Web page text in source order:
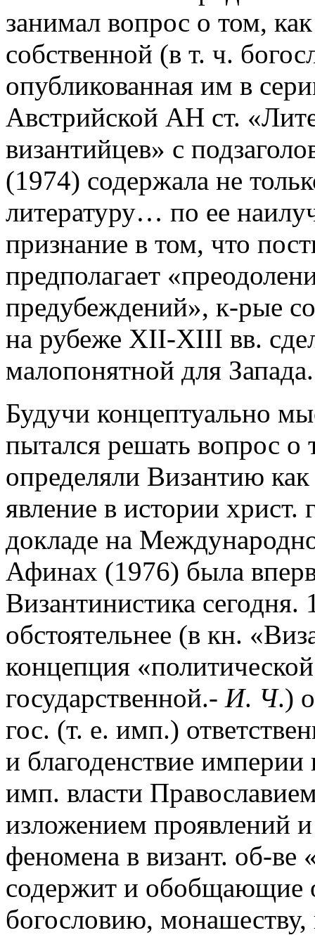
занимал вопрос о том,
собственной (в т. ч.
опубликованная им в
Австрийской АН ст.
византийцев» с
(1974) содержала не
литературу… по ее
признание в том, что
предполагает
предубеждений», к-рые
на рубеже XII-XIII вв.
малопонятной для Запада.
Будучи концептуально
пытался решать вопрос о
определяли Византию
явление в истории христ.
докладе на
Афинах (1976) была
Византинистика сегодня.
обстоятельнее (в кн.
концепция
государственной.- И. Ч.)
гос. (т. е. имп.)
и благоденствие
имп. власти
изложением проявлений
феномена в визант. об-ве
содержит и обобщающие
богословию, монашеству,